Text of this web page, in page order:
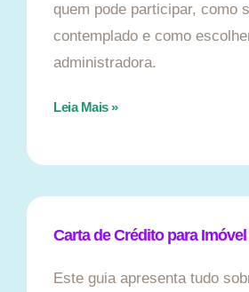
quem pode participar, como
contemplado e como
administradora.
Leia Mais »
Carta de Crédito para Imóvel
Este guia apresenta tudo